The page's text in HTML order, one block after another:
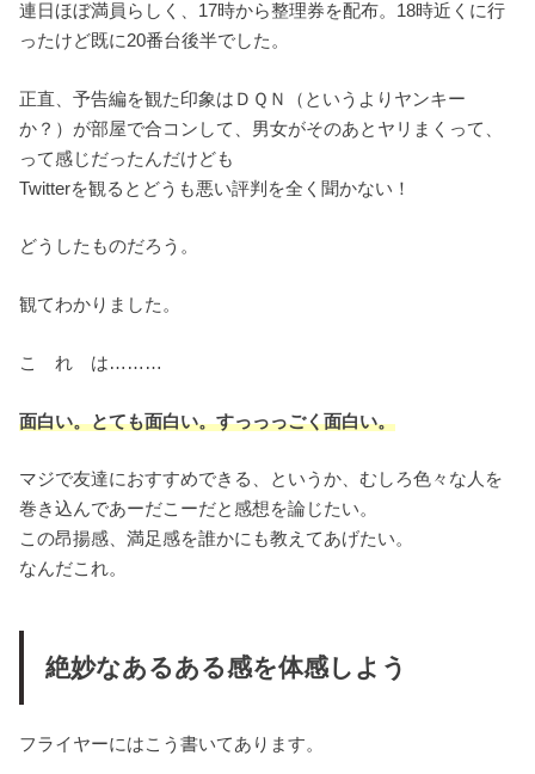
連日ほぼ満員らしく、17時から整理券を配布。18時近くに行
ったけど既に20番台後半でした。
正直、予告編を観た印象はＤＱＮ（というよりヤンキー
か？）が部屋で合コンして、男女がそのあとヤリまくって、
って感じだったんだけども
Twitterを観るとどうも悪い評判を全く聞かない！
どうしたものだろう。
観てわかりました。
こ れ は………
面白い。とても面白い。すっっっごく面白い。
マジで友達におすすめできる、というか、むしろ色々な人を
巻き込んであーだこーだと感想を論じたい。
この昂揚感、満足感を誰かにも教えてあげたい。
なんだこれ。
絶妙なあるある感を体感しよう
フライヤーにはこう書いてあります。